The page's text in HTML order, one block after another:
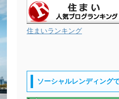
住まいランキング
ソーシャルレンディング